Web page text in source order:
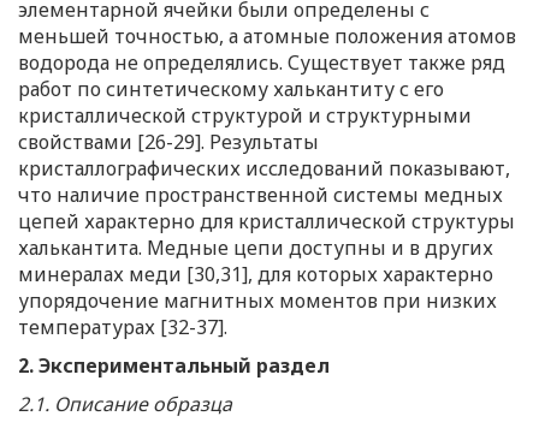
элементарной ячейки были определены с
меньшей точностью, а атомные положения атомов
водорода не определялись. Существует также ряд
работ по синтетическому халькантиту с его
кристаллической структурой и структурными
свойствами [26-29]. Результаты
кристаллографических исследований показывают,
что наличие пространственной системы медных
цепей характерно для кристаллической структуры
халькантита. Медные цепи доступны и в других
минералах меди [30,31], для которых характерно
упорядочение магнитных моментов при низких
температурах [32-37].
2. Экспериментальный раздел
2.1. Описание образца